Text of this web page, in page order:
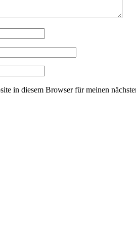
in diesem Browser für meinen